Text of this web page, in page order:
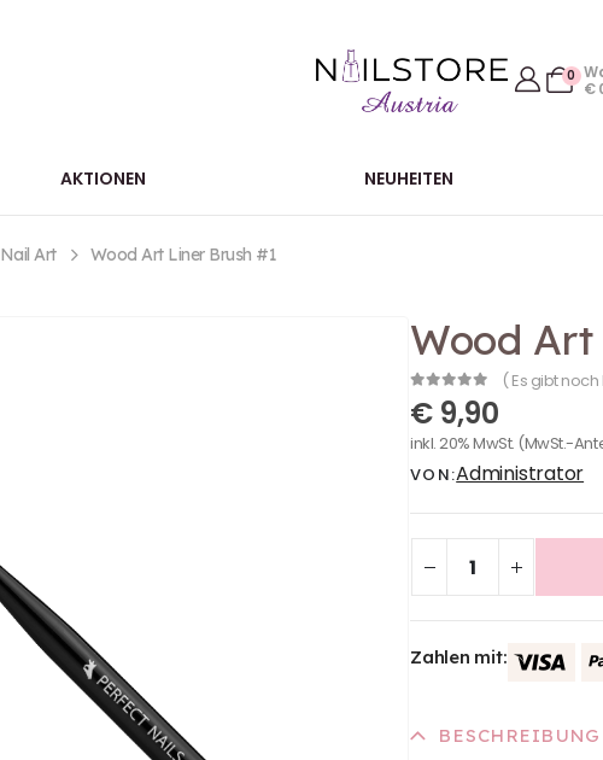
0
€
AKTIONEN NEUHEITEN
Nail Art Wood Art Liner Brush #1
Wood Art
out of 5
( Es gibt
€9,90
inkl. 20% MwSt. (MwSt.-
VON:Administrator
Zahlen mit:
BESCHREIBUNG